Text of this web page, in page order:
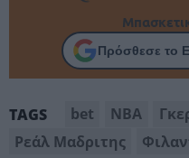
Πρόσθεσε το
TAGS bet NBA
Ρεάλ Μαδριτης